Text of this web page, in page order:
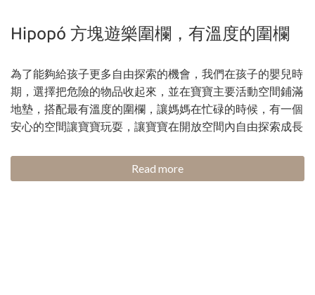
Hipopó 方塊遊樂圍欄，有溫度的圍欄
為了能夠給孩子更多自由探索的機會，我們在孩子的嬰兒時
期，選擇把危險的物品收起來，並在寶寶主要活動空間鋪滿
地墊，搭配最有溫度的圍欄，讓媽媽在忙碌的時候，有一個
安心的空間讓寶寶玩耍，讓寶寶在開放空間內自由探索成長
Read more